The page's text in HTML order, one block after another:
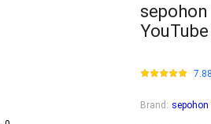
YouTube
Brand : sepohon